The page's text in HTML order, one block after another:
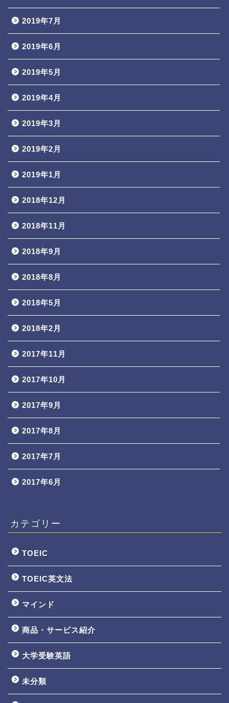
2019年7月
2019年6月
2019年5月
2019年4月
2019年3月
2019年2月
2019年1月
2018年12月
2018年11月
2018年9月
2018年8月
2018年5月
2018年2月
2017年11月
2017年10月
2017年9月
2017年8月
2017年7月
2017年6月
カテゴリー
TOEIC
TOEIC英文法
マインド
商品・サービス紹介
大学受験英語
未分類
TOEIC3ヵ月で800点講座